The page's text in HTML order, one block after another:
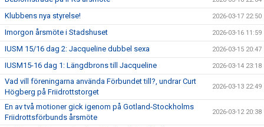
Klubbens nya styrelse! 2026-03-17 22:50
Imorgon årsmöte i Stadshuset 2026-03-16 11:59
IUSM 15/16 dag 2: Jacqueline dubbel sexa 2026-03-15 20:47
IUSM15-16 dag 1: Längdbrons till Jacqueline 2026-03-14 23:18
Vad vill föreningarna använda Förbundet till?, undrar Curt
Högberg på Friidrottstorget
2026-03-13 22:49
En av två motioner gick igenom på Gotland-Stockholms
Friidrottsförbunds årsmöte
2026-03-12 20:38